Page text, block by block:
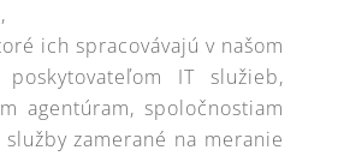
ich spracovávajú v našom
IT služieb,
agentúram, spoločnostiam
zamerané na meranie